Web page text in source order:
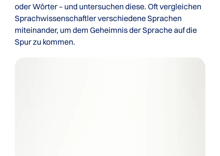
oder Wörter – und untersuchen diese. Oft vergleichen
Sprachwissenschaftler verschiedene Sprachen
miteinander, um dem Geheimnis der Sprache auf die
Spur zu kommen.